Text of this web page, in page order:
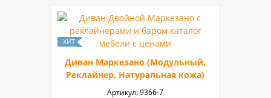
Диван Маркезано (Модульный,
Реклайнер, Натуральная кожа)
Артикул:9366-7